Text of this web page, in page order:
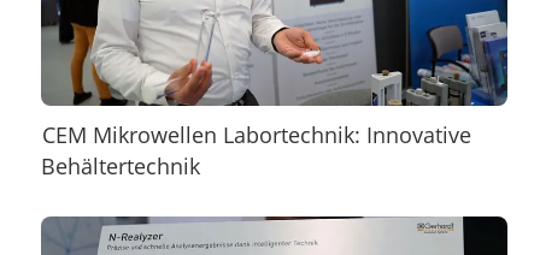
CEM Mikrowellen Labortechnik: Innovative
Behältertechnik